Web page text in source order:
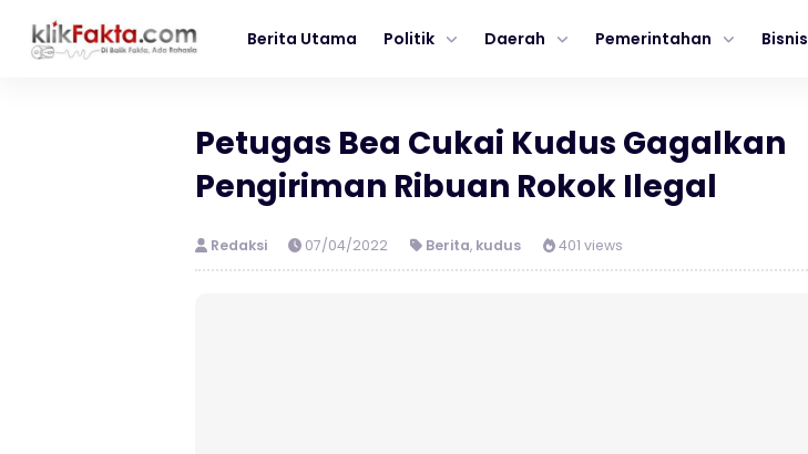
Berita Utama Politik Daerah Pemerintahan Bisnis
Petugas Bea Cukai Kudus Gagalkan
Pengiriman Ribuan Rokok Ilegal
Redaksi 07/04/2022 Berita, kudus 401 views